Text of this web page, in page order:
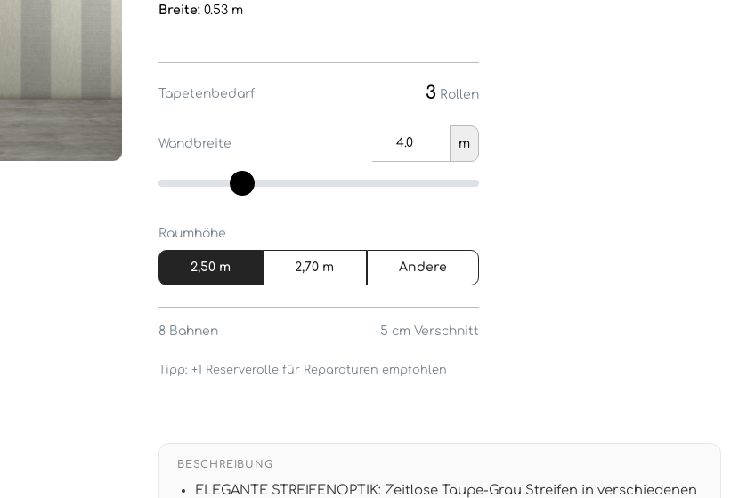
Breite: 0.53 m
Tapetenbedarf 3 Rollen
Wandbreite m
Raumhöhe
2,50 m 2,70 m Andere
8 Bahnen 5 cm Verschnitt
Tipp: +1 Reserverolle für Reparaturen empfohlen
BESCHREIBUNG
ELEGANTE STREIFENOPTIK: Zeitlose Taupe-Grau Streifen in verschiedenen